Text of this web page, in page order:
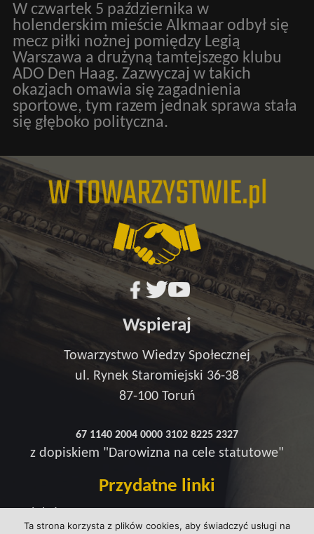
W czwartek 5 października w
holenderskim mieście Alkmaar odbył się
mecz piłki nożnej pomiędzy Legią
Warszawa a drużyną tamtejszego klubu
ADO Den Haag. Zazwyczaj w takich
okazjach omawia się zagadnienia
sportowe, tym razem jednak sprawa stała
się głęboko polityczna.
Ta strona korzysta z plików cookies, aby świadczyć usługi na
Wspieraj
Towarzystwo Wiedzy Społecznej
ul. Rynek Staromiejski 36-38
87-100 Toruń
67 1140 2004 0000 3102 8225 2327
z dopiskiem "Darowizna na cele statutowe"
Przydatne linki